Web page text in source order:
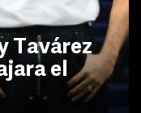
Tavárez
el